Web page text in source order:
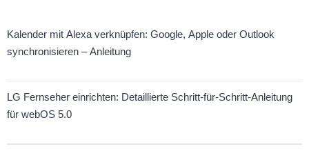
Kalender mit Alexa verknüpfen: Google, Apple oder Outlook
synchronisieren – Anleitung
LG Fernseher einrichten: Detaillierte Schritt-für-Schritt-Anleitung
für webOS 5.0